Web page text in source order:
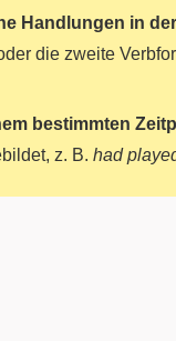
Handlungen in
die zweite
bestimmten
z. B. had